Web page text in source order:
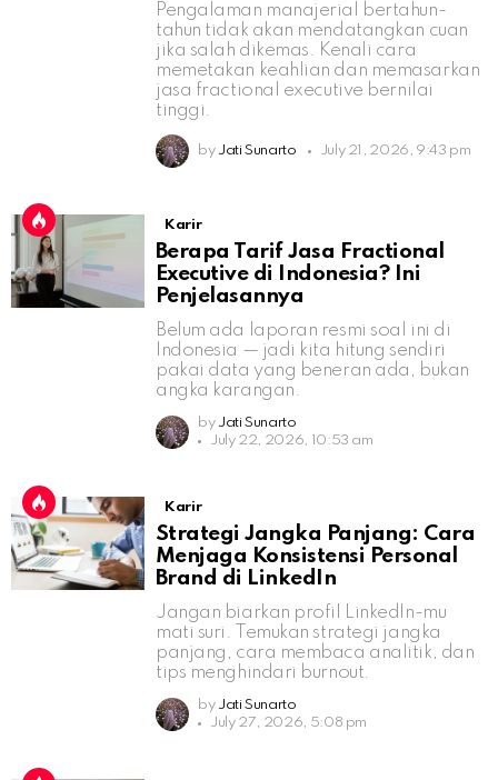
Pengalaman manajerial bertahun-
tahun tidak akan mendatangkan cuan
jika salah dikemas. Kenali cara
memetakan keahlian dan memasarkan
jasa fractional executive bernilai
tinggi.
by Jati Sunarto July 21, 2026, 9:43 pm
Karir
Berapa Tarif Jasa Fractional
Executive di Indonesia? Ini
Penjelasannya
Belum ada laporan resmi soal ini di
Indonesia — jadi kita hitung sendiri
pakai data yang beneran ada, bukan
angka karangan.
by Jati Sunarto
July 22, 2026, 10:53 am
Karir
Strategi Jangka Panjang: Cara
Menjaga Konsistensi Personal
Brand di LinkedIn
Jangan biarkan profil LinkedIn-mu
mati suri. Temukan strategi jangka
panjang, cara membaca analitik, dan
tips menghindari burnout.
by Jati Sunarto
July 27, 2026, 5:08 pm